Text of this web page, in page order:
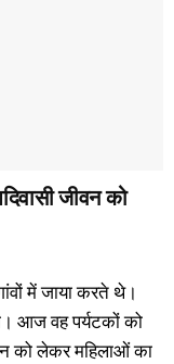
जीवन को
में जाया करते थे।
आज वह पर्यटकों को
को लेकर महिलाओं का